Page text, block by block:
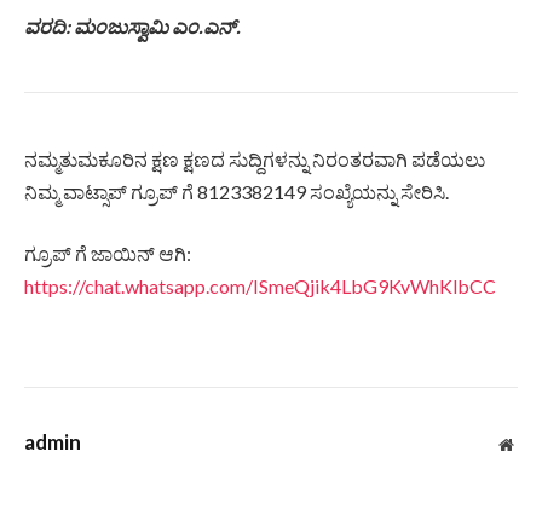
ವರದಿ: ಮಂಜುಸ್ವಾಮಿ ಎಂ.ಎನ್.
ನಮ್ಮತುಮಕೂರಿನ ಕ್ಷಣ ಕ್ಷಣದ ಸುದ್ದಿಗಳನ್ನು ನಿರಂತರವಾಗಿ ಪಡೆಯಲು
ನಿಮ್ಮ ವಾಟ್ಸಾಪ್ ಗ್ರೂಪ್ ಗೆ 8123382149 ಸಂಖ್ಯೆಯನ್ನು ಸೇರಿಸಿ.
ಗ್ರೂಪ್ ಗೆ ಜಾಯಿನ್ ಆಗಿ:
https://chat.whatsapp.com/ISmeQjik4LbG9KvWhKlbCC
admin